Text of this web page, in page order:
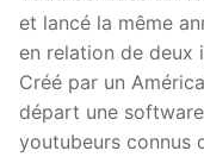
et lancé la même
en relation de deux
Créé par un
départ une
youtubeurs connus